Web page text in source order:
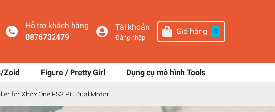
Hỗ trợ khách hàng
0876732479
Tài khoản
Đăng nhập
Giỏ hàng 0
Zoid Figure / Pretty Girl Dụng cụ mô hình Tools
for Xbox One PS3 PC Dual Motor